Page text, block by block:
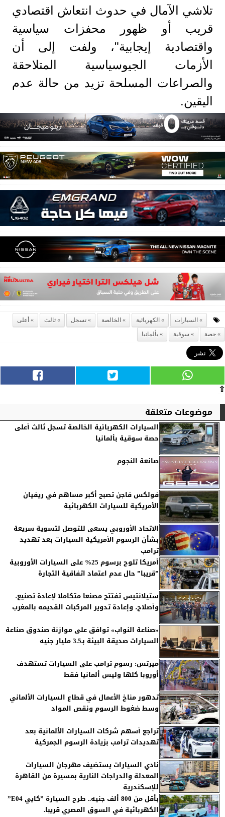
تلاشي الآمال في حدوث انتعاش اقتصادي
قريب أو ظهور محفزات سياسية
واقتصادية إيجابية"، ولفت إلى أن
الأزمات الجيوسياسية المتلاحقة
والصراعات المسلحة تزيد من حالة عدم
اليقين.
السيارات الكهربائية الخالصة تسجل ثالث
أعلى
حصة
سوقية بألمانيا
⇧
موضوعات متعلقة
السيارات الكهربائية الخالصة تسجل ثالث أعلى
حصة سوقية بألمانيا
صانعة النجوم
فولكس فاجن تصبح أكبر مساهم في ريفيان
الأمريكية للسيارات الكهربائية
الاتحاد الأوروبي يسعى للتوصل لتسوية سريعة
بشأن الرسوم الأمريكية السيارات بعد تهديد
ترامب
أمريكا تلوح برسوم 25% على السيارات الأوروبية
”قريبا” حال عدم اعتماد اتفاقية التجارة
ستيلانتيس تفتتح مصنعا متكاملا لإعادة تصنيع،
وأصلاح، وإعادة تدوير المركبات القديمه بالمغرب
«صناعة النواب» توافق على موازنة صندوق صناعة
السيارات صديقة البيئة بـ3.5 مليار جنيه
ميرتس: رسوم ترامب على السيارات تستهدف
أوروبا كلها وليس ألمانيا فقط
تدهور مناخ الأعمال في قطاع السيارات الألماني
وسط ضغوط الرسوم ونقص المواد
تراجع أسهم شركات السيارات الألمانية بعد
تهديدات ترامب بزيادة الرسوم الجمركية
نادي السيارات يستضيف مهرجان السيارات
المعدلة والدراجات النارية بمسيرة من القاهرة
للإسكندرية
بأقل من 800 ألف جنيه.. طرح السيارة ”كايي E04”
الكهربائية في السوق المصري قريبا.